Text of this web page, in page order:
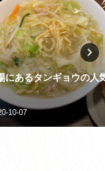
にあるタンギョウの人
10-07